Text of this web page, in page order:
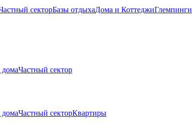
секторБазы отдыхаДома и КоттеджиГлемпинги
домаЧастный сектор
домаЧастный секторКвартиры